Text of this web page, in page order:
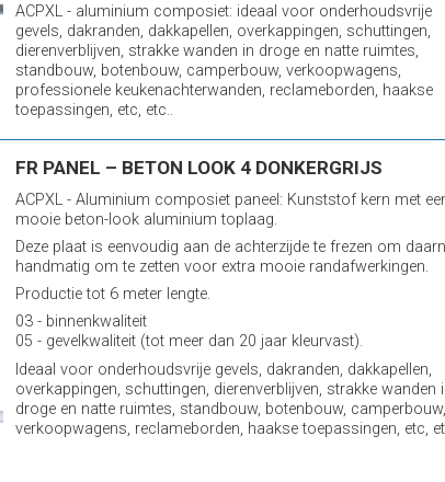
ACPXL - aluminium composiet: ideaal voor onderhoudsvrije
gevels, dakranden, dakkapellen, overkappingen, schuttingen,
dierenverblijven, strakke wanden in droge en natte ruimtes,
standbouw, botenbouw, camperbouw, verkoopwagens,
professionele keukenachterwanden, reclameborden, haakse
toepassingen, etc, etc..
FR PANEL – BETON LOOK 4 DONKERGRIJS
ACPXL - Aluminium composiet paneel: Kunststof kern met
mooie beton-look aluminium toplaag.
Deze plaat is eenvoudig aan de achterzijde te frezen om
handmatig om te zetten voor extra mooie randafwerkingen.
Productie tot 6 meter lengte.
03 - binnenkwaliteit
05 - gevelkwaliteit (tot meer dan 20 jaar kleurvast).
Ideaal voor onderhoudsvrije gevels, dakranden, dakkapellen,
overkappingen, schuttingen, dierenverblijven, strakke wanden
droge en natte ruimtes, standbouw, botenbouw, camperbouw,
verkoopwagens, reclameborden, haakse toepassingen, etc,